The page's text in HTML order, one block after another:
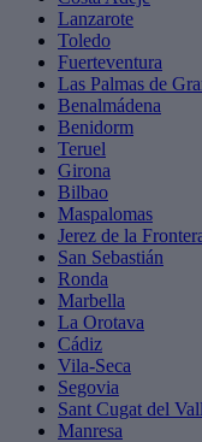
Lanzarote
Toledo
Fuerteventura
Las Palmas de
Benalmádena
Benidorm
Teruel
Girona
Bilbao
Maspalomas
Jerez de la
San Sebastián
Ronda
Marbella
La Orotava
Cádiz
Vila-Seca
Segovia
Sant Cugat del
Manresa